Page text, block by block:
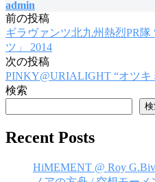
admin
投
稿
ナ
ビ
ゲ
ー
前の投稿
ギラヴァンツ北九州熱烈PR隊
ツ」 2014
次の投稿
PINKY@URIALIGHT “オツキ
検索
Recent Posts
HiMEMENT @ Roy G.Biv